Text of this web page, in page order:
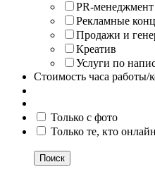
PR-менеджмент
Рекламные
Продажи и
Креатив
Услуги по
Стоимость часа работы/
Только с фото
Только те, кто онлайн
Поиск